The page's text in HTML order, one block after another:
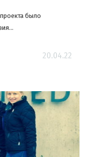
было
20.04.22